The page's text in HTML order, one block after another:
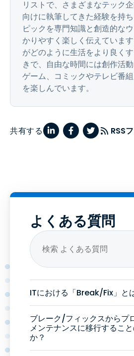
リストで、さまざまなテック
向けに執筆してきた経験を持
ピックを専門知識と創造的な
かりやすく楽しく伝えていま
がどのように生活をより良く
きで、自由な時間には創作活
ゲーム、コミックやテレビ番
を楽しんでいます。
共有する RSS
よくある質問
ITにおける「Break/Fix」と
ブレーク/フィックスからプ
メンテナンスに移行するこ
か？